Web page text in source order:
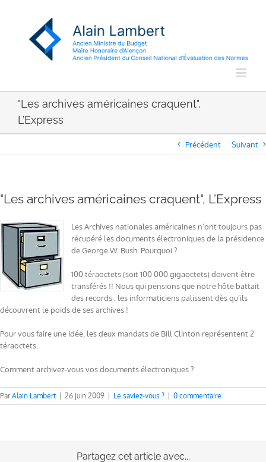
"Les archives américaines craquent",
L’Express
Précédent Suivant
"Les archives américaines craquent", L’Express
Les Archives nationales américaines n’ont toujours pas
récupéré les documents électroniques de la présidence
de George W. Bush. Pourquoi ?
100 téraoctets (soit 100 000 gigaoctets) doivent être
transférés !! Nous qui pensions que notre hôte battait
des records : les informaticiens palissent dès qu’ils
découvrent le poids de ses archives !
Pour vous faire une idée, les deux mandats de Bill Clinton représentent 2
téraoctets.
Comment archivez-vous vos documents électroniques ?
ParAlain Lambert 26 juin 2009 Le saviez-vous ? 0 commentaire
Partagez cet article avec...